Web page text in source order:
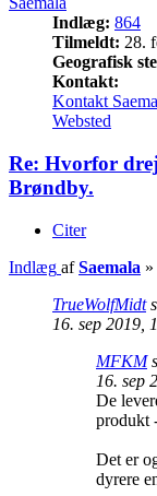
Indlæg: 864
Tilmeldt: 28.
Geografisk
Kontakt:
Kontakt
Websted
Re: Hvorfor
Brøndby.
Citer
Indlæg afSaemala »
TrueWolfMidt
16. sep 2019,
MFKM
16. sep
De
produkt
Det er
dyrere